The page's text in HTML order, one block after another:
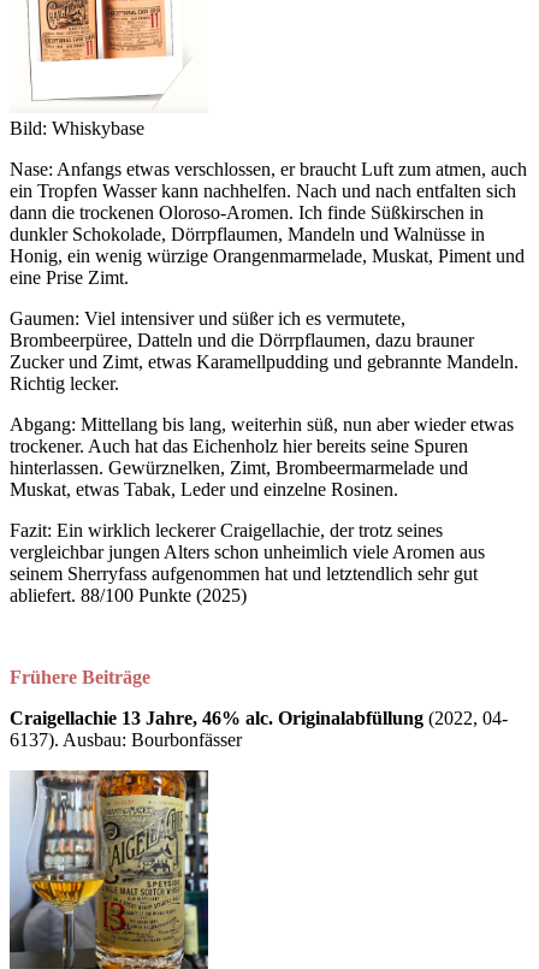
Bild: Whiskybase
Nase: Anfangs etwas verschlossen, er braucht Luft zum atmen, auch
ein Tropfen Wasser kann nachhelfen. Nach und nach entfalten sich
dann die trockenen Oloroso-Aromen. Ich finde Süßkirschen in
dunkler Schokolade, Dörrpflaumen, Mandeln und Walnüsse in
Honig, ein wenig würzige Orangenmarmelade, Muskat, Piment und
eine Prise Zimt.
Gaumen: Viel intensiver und süßer ich es vermutete,
Brombeerpüree, Datteln und die Dörrpflaumen, dazu brauner
Zucker und Zimt, etwas Karamellpudding und gebrannte Mandeln.
Richtig lecker.
Abgang: Mittellang bis lang, weiterhin süß, nun aber wieder etwas
trockener. Auch hat das Eichenholz hier bereits seine Spuren
hinterlassen. Gewürznelken, Zimt, Brombeermarmelade und
Muskat, etwas Tabak, Leder und einzelne Rosinen.
Fazit: Ein wirklich leckerer Craigellachie, der trotz seines
vergleichbar jungen Alters schon unheimlich viele Aromen aus
seinem Sherryfass aufgenommen hat und letztendlich sehr gut
abliefert. 88/100 Punkte (2025)
Frühere Beiträge
Craigellachie 13 Jahre, 46% alc. Originalabfüllung (2022, 04-
6137). Ausbau: Bourbonfässer